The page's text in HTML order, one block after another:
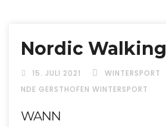
Nordic Walking
15. JULI 2021 WINTERSPORT
NDE GERSTHOFEN WINTERSPORT
WANN